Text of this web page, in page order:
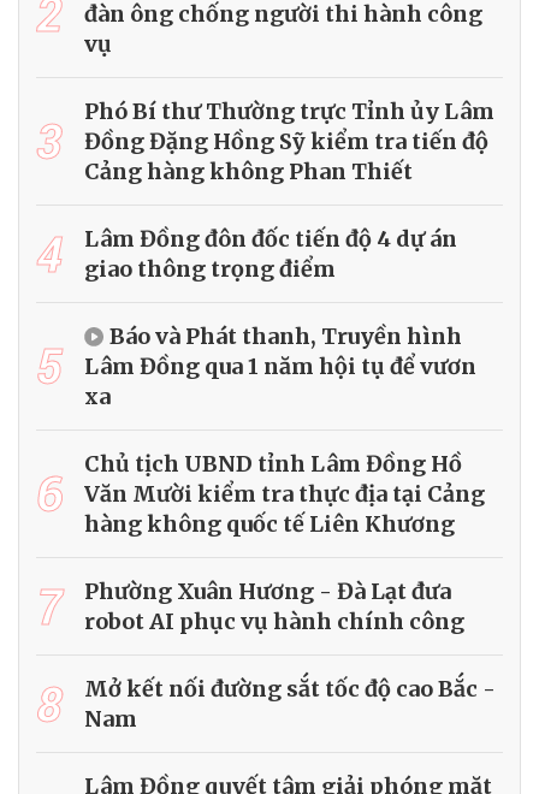
2
đàn ông chống người thi hành công
vụ
3
Phó Bí thư Thường trực Tỉnh ủy Lâm
Đồng Đặng Hồng Sỹ kiểm tra tiến độ
Cảng hàng không Phan Thiết
4
Lâm Đồng đôn đốc tiến độ 4 dự án
giao thông trọng điểm
5
Báo và Phát thanh, Truyền hình
Lâm Đồng qua 1 năm hội tụ để vươn
xa
6
Chủ tịch UBND tỉnh Lâm Đồng Hồ
Văn Mười kiểm tra thực địa tại Cảng
hàng không quốc tế Liên Khương
7
Phường Xuân Hương - Đà Lạt đưa
robot AI phục vụ hành chính công
8
Mở kết nối đường sắt tốc độ cao Bắc -
Nam
Lâm Đồng quyết tâm giải phóng mặt